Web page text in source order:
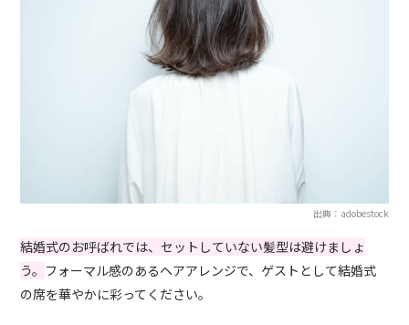
出典：adobestock
結婚式のお呼ばれでは、セットしていない髪型は避けましょ
う。 フォーマル感のあるヘアアレンジで、ゲストとして結婚式
の席を華やかに彩ってください。